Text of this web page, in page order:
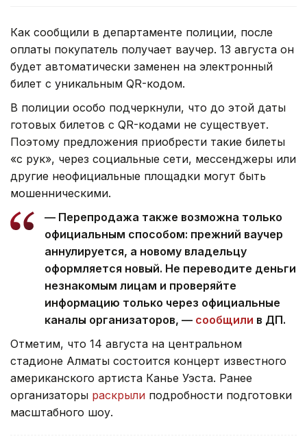
Как сообщили в департаменте полиции, после
оплаты покупатель получает ваучер. 13 августа он
будет автоматически заменен на электронный
билет с уникальным QR-кодом.
В полиции особо подчеркнули, что до этой даты
готовых билетов с QR-кодами не существует.
Поэтому предложения приобрести такие билеты
«с рук», через социальные сети, мессенджеры или
другие неофициальные площадки могут быть
мошенническими.
— Перепродажа также возможна только
официальным способом: прежний ваучер
аннулируется, а новому владельцу
оформляется новый. Не переводите деньги
незнакомым лицам и проверяйте
информацию только через официальные
каналы организаторов, — сообщили в ДП.
Отметим, что 14 августа на центральном
стадионе Алматы состоится концерт известного
американского артиста Канье Уэста. Ранее
организаторы раскрыли подробности подготовки
масштабного шоу.